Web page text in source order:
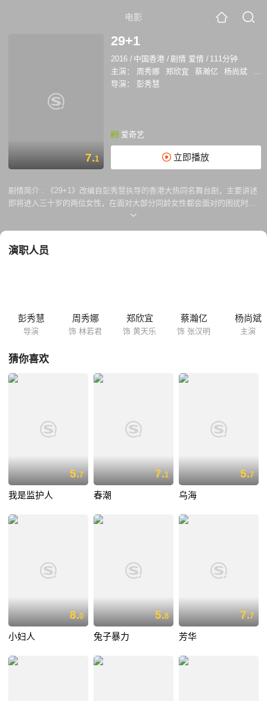
电影
7.1
29+1
2016 / 中国香港 /剧情 爱情 / 111分钟
主演：
周秀娜 郑欣宜 蔡瀚亿 杨尚斌
金
导演：
彭秀慧
爱奇艺
立即播放
剧情简介 :
《29+1》改编自彭秀慧执导的香港大热同名舞台剧，主要讲述
即将进入三十岁的两位女性，在面对大部分同龄女性都会面对的困扰时，
却永远乐天知命，不为生活所困扰，身患癌症却坚持环游世界，寻找爱
演职人员
彭秀慧
导演
周秀娜
饰 林若君
郑欣宜
饰 黄天乐
蔡瀚亿
饰 张汉明
杨尚斌
主演
猜你喜欢
5.7
我是监护人
7.1
春潮
5.7
乌海
8.0
小妇人
5.8
兔子暴力
7.7
芳华